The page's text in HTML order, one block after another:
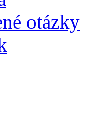
otázky